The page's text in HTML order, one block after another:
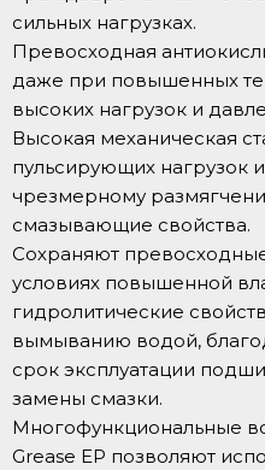
сильных нагрузках.
Превосходная
даже при повышенных
высоких нагрузок и
Высокая механическая
пульсирующих нагрузок
чрезмерному
смазывающие свойства.
Сохраняют
условиях повышенной
гидролитические
вымыванию водой,
срок эксплуатации
замены смазки.
Многофункциональные
Grease EP позволяют